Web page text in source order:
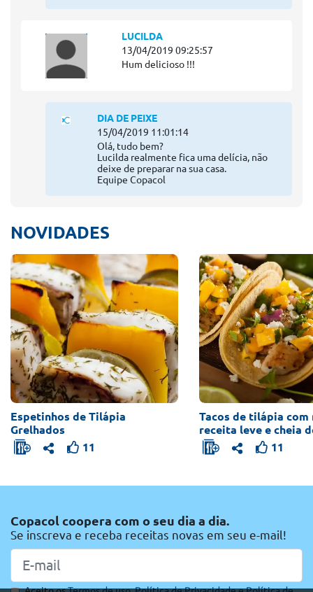
LUCILDA
13/04/2019 09:25:57
Hum delicioso !!!
DIA DE PEIXE
15/04/2019 11:01:14
Olá, tudo bem?
Lucilda realmente fica uma delícia, não
deixe de preparar na sua casa.
Equipe Copacol
NOVIDADES
Espetinhos de Tilápia
Grelhados
11
Tacos de tilápia com
receita leve e cheia
11
Copacol coopera com o seu dia a dia.
Se inscreva e receba receitas novas em seu e-mail!